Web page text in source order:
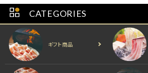
CATEGORIES
ギフト商品